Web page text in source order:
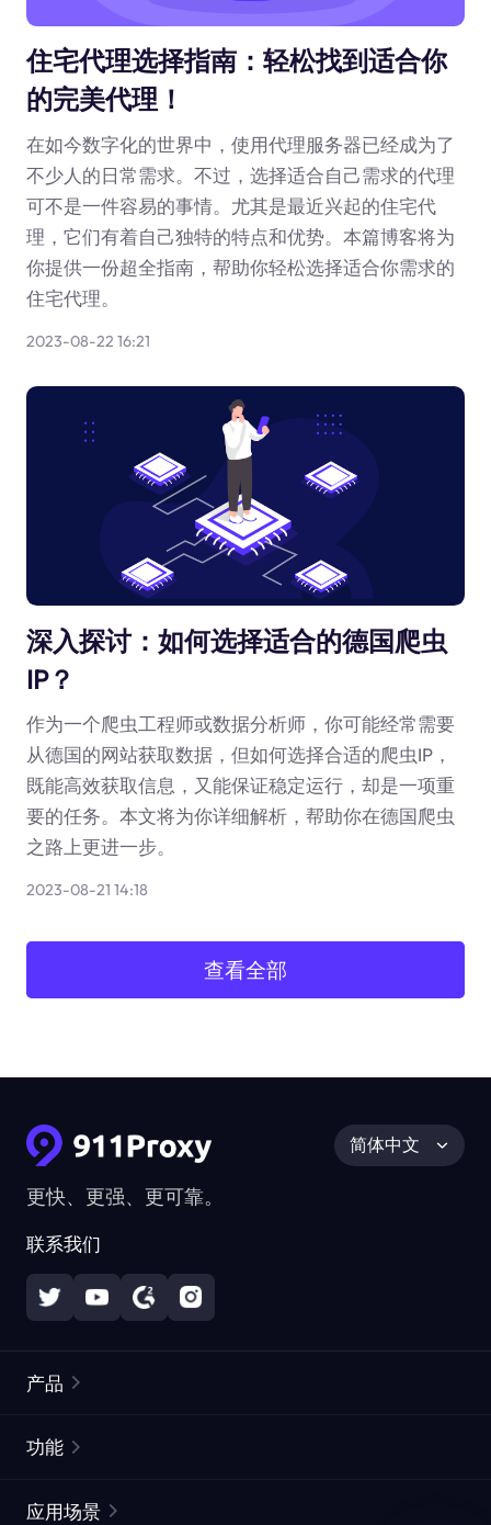
住宅代理选择指南：轻松找到适合你
的完美代理！
在如今数字化的世界中，使用代理服务器已经成为了
不少人的日常需求。不过，选择适合自己需求的代理
可不是一件容易的事情。尤其是最近兴起的住宅代
理，它们有着自己独特的特点和优势。本篇博客将为
你提供一份超全指南，帮助你轻松选择适合你需求的
住宅代理。
2023-08-22 16:21
深入探讨：如何选择适合的德国爬虫
IP？
作为一个爬虫工程师或数据分析师，你可能经常需要
从德国的网站获取数据，但如何选择合适的爬虫IP，
既能高效获取信息，又能保证稳定运行，却是一项重
要的任务。本文将为你详细解析，帮助你在德国爬虫
之路上更进一步。
2023-08-21 14:18
查看全部
更快、更强、更可靠。
联系我们
简体中文
产品
静态住宅代理
功能
应用场景